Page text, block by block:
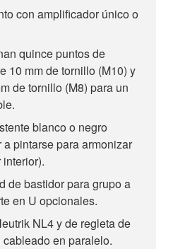
con amplificador único o
quince puntos de
10 mm de tornillo (M10) y
de tornillo (M8) para un
blanco o negro
a pintarse para armonizar
de bastidor para grupo a
en U opcionales.
NL4 y de regleta de
en paralelo.